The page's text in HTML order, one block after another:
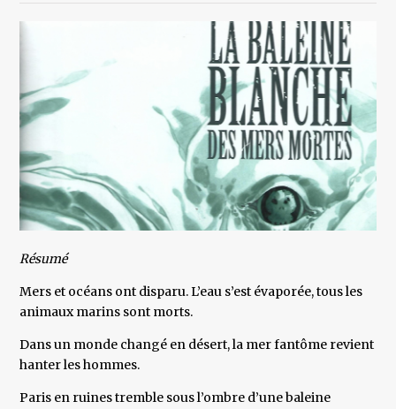
Résumé
Mers et océans ont disparu. L’eau s’est évaporée, tous les
animaux marins sont morts.
Dans un monde changé en désert, la mer fantôme revient
hanter les hommes.
Paris en ruines tremble sous l’ombre d’une baleine